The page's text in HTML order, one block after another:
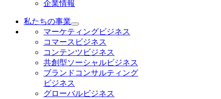
企業情報
私たちの事業
マーケティングビジネス
コマースビジネス
コンテンツビジネス
共創型ソーシャルビジネス
ブランドコンサルティング
ビジネス
グローバルビジネス